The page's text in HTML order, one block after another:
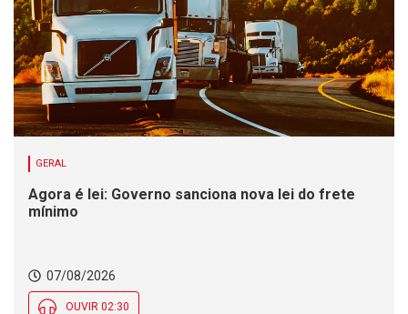
GERAL
Agora é lei: Governo sanciona nova lei do frete
mínimo
07/08/2026
OUVIR 02:30